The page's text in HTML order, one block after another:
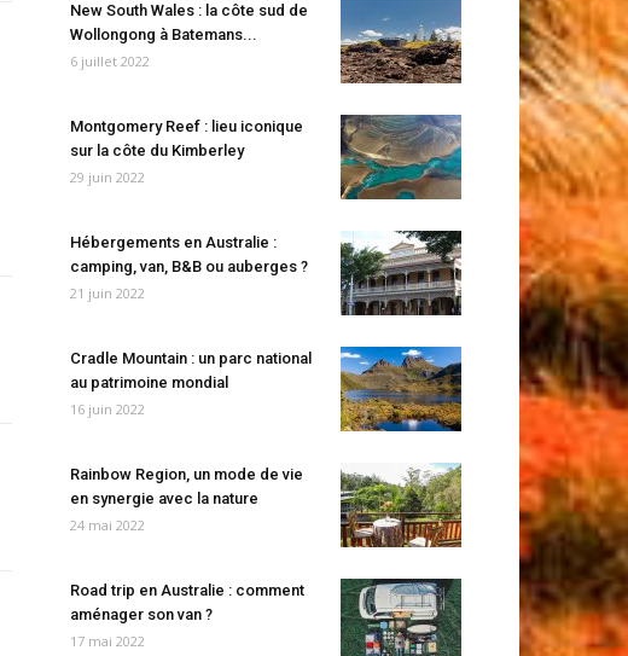
New South Wales : la côte sud de
Wollongong à Batemans...
6 juillet 2022
Montgomery Reef : lieu iconique
sur la côte du Kimberley
29 juin 2022
Hébergements en Australie :
camping, van, B&B ou auberges ?
21 juin 2022
Cradle Mountain : un parc national
au patrimoine mondial
16 juin 2022
Rainbow Region, un mode de vie
en synergie avec la nature
24 mai 2022
Road trip en Australie : comment
aménager son van ?
17 mai 2022